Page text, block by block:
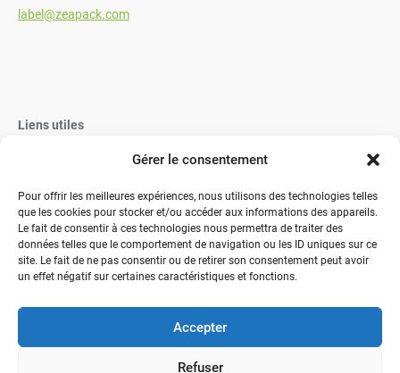
Gérer le consentement
Pour offrir les meilleures expériences, nous utilisons des technologies telles
que les cookies pour stocker et/ou accéder aux informations des appareils.
Le fait de consentir à ces technologies nous permettra de traiter des
données telles que le comportement de navigation ou les ID uniques sur ce
site. Le fait de ne pas consentir ou de retirer son consentement peut avoir
un effet négatif sur certaines caractéristiques et fonctions.
Accepter
Refuser
label@zeapack.com
Liens utiles
Vaisselle réutilisable éco-responsable
Contactez-nous
" Votre expérience, notre expertise, des solutions "
Conditions Générales de Vente